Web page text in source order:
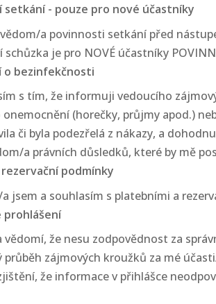
setkání - pouze pro nové účastníky
vědom/a povinnosti setkání před
je pro NOVÉ účastníky
o bezinfekčnosti
s tím, že informuji vedoucího
(horečky, průjmy apod.)
či byla podezřelá z nákazy, a
a právních důsledků, které by mě
podmínky
jsem a souhlasím s platebními a
prohlášení
vědomí, že nesu zodpovědnost za
průběh zájmových kroužků za mé
že informace v přihlášce